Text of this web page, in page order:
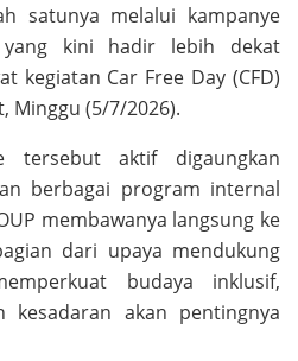
satunya melalui kampanye
yang kini hadir lebih dekat
kegiatan Car Free Day (CFD)
Minggu (5/7/2026).
tersebut aktif digaungkan
berbagai program internal
membawanya langsung ke
dari upaya mendukung
budaya inklusif,
kesadaran akan pentingnya